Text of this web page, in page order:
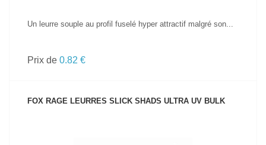
Un leurre souple au profil fuselé hyper attractif malgré son...
Prix de 0.82 €
FOX RAGE LEURRES SLICK SHADS ULTRA UV BULK